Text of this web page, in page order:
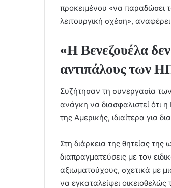
προκειμένου «να παραδώσει
λειτουργική σχέση»,
«Η Βενεζουέλα
αντιπάλους των
Συζήτησαν τη συνεργασία
ανάγκη να διασφαλιστεί ότι
της Αμερικής, ιδιαίτερα για
Στη διάρκεια της θητείας
διαπραγματεύσεις με τον
αξιωματούχους, σχετικά με
να εγκαταλείψει